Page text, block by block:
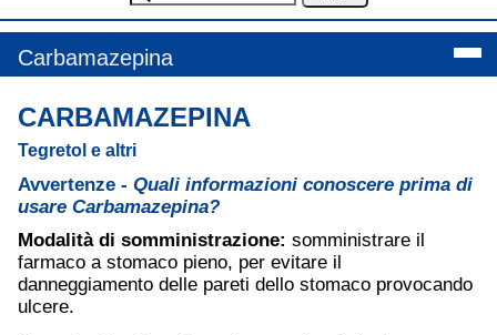
Carbamazepina
CARBAMAZEPINA
Tegretol e altri
Avvertenze - Quali informazioni conoscere prima di
usare Carbamazepina?
Modalità di somministrazione: somministrare il
farmaco a stomaco pieno, per evitare il
danneggiamento delle pareti dello stomaco provocando
ulcere.